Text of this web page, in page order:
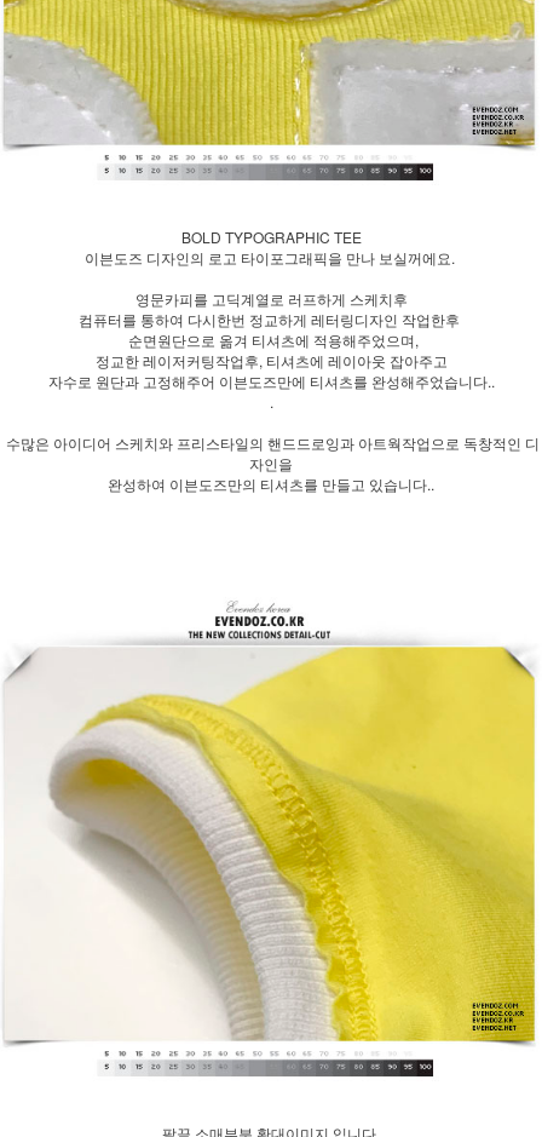
BOLD TYPOGRAPHIC TEE
이븐도즈 디자인의 로고 타이포그래픽을 만나 보실꺼에요.
영문카피를 고딕계열로 러프하게 스케치후
컴퓨터를 통하여 다시한번 정교하게 레터링디자인 작업한후
순면원단으로 옮겨 티셔츠에 적용해주었으며,
정교한 레이저커팅작업후, 티셔츠에 레이아웃 잡아주고
자수로 원단과 고정해주어 이븐도즈만에 티셔츠를 완성해주었습니다..
.
수많은 아이디어 스케치와 프리스타일의 핸드드로잉과 아트웍작업으로 독창적인 디
자인을
완성하여 이븐도즈만의 티셔츠를 만들고 있습니다..